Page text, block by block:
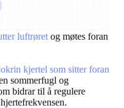
luftrøret og møtes foran
kjertel som sitter foran
sommerfugl og
bidrar til å regulere